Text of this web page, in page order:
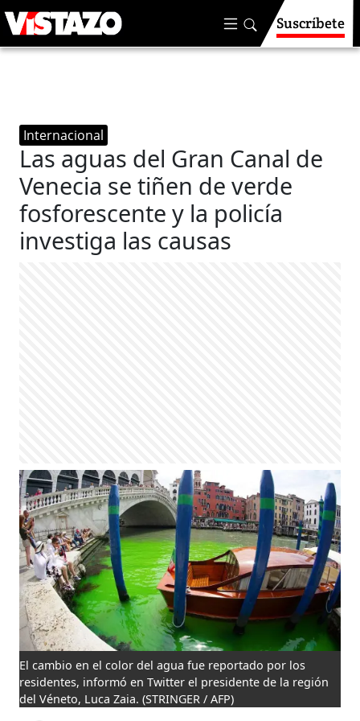
Suscríbete
Internacional
Las aguas del Gran Canal de
Venecia se tiñen de verde
fosforescente y la policía
investiga las causas
El cambio en el color del agua fue reportado por los
residentes, informó en Twitter el presidente de la región
del Véneto, Luca Zaia. (STRINGER / AFP)